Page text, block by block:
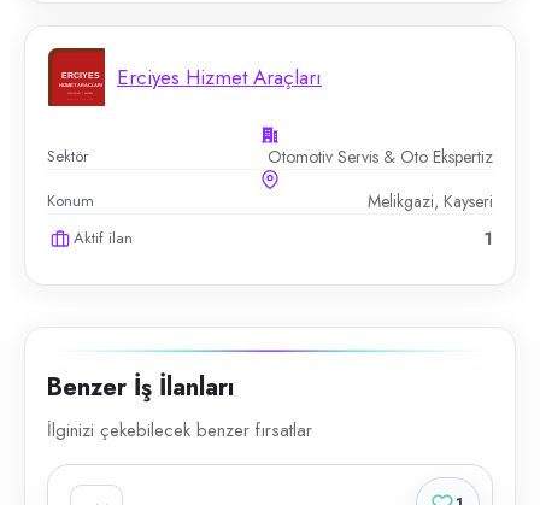
Erciyes Hizmet Araçları
Sektör Otomotiv Servis & Oto Ekspertiz
Konum Melikgazi, Kayseri
Aktif ilan 1
Benzer İş İlanları
İlginizi çekebilecek benzer fırsatlar